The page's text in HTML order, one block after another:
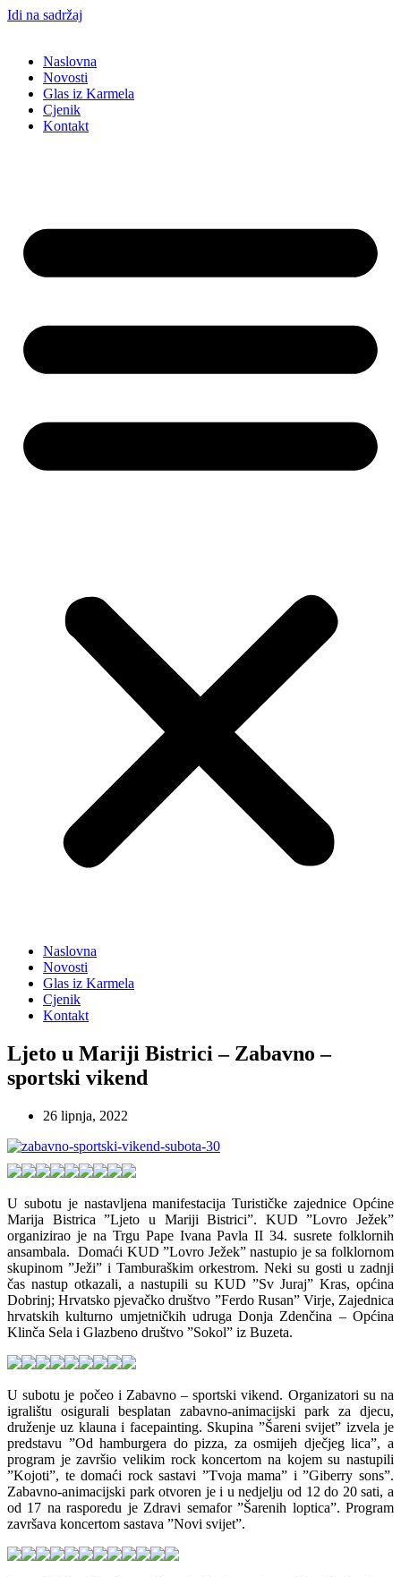
Idi na sadržaj
Naslovna
Novosti
Glas iz Karmela
Cjenik
Kontakt
Naslovna
Novosti
Glas iz Karmela
Cjenik
Kontakt
Ljeto u Mariji Bistrici – Zabavno –
sportski vikend
26 lipnja, 2022
U subotu je nastavljena manifestacija Turističke zajednice Općine
Marija Bistrica ”Ljeto u Mariji Bistrici”. KUD ”Lovro Ježek”
organizirao je na Trgu Pape Ivana Pavla II 34. susrete folklornih
ansambala. Domaći KUD ”Lovro Ježek” nastupio je sa folklornom
skupinom ”Ježi” i Tamburaškim orkestrom. Neki su gosti u zadnji
čas nastup otkazali, a nastupili su KUD ”Sv Juraj” Kras, općina
Dobrinj; Hrvatsko pjevačko društvo ”Ferdo Rusan” Virje, Zajednica
hrvatskih kulturno umjetničkih udruga Donja Zdenčina – Općina
Klinča Sela i Glazbeno društvo ”Sokol” iz Buzeta.
U subotu je počeo i Zabavno – sportski vikend. Organizatori su na
igralištu osigurali besplatan zabavno-animacijski park za djecu,
druženje uz klauna i facepainting. Skupina ”Šareni svijet” izvela je
predstavu ”Od hamburgera do pizza, za osmijeh dječjeg lica”, a
program je završio velikim rock koncertom na kojem su nastupili
”Kojoti”, te domaći rock sastavi ”Tvoja mama” i ”Giberry sons”.
Zabavno-animacijski park otvoren je i u nedjelju od 12 do 20 sati, a
od 17 na rasporedu je Zdravi semafor ”Šarenih loptica”. Program
završava koncertom sastava ”Novi svijet”.